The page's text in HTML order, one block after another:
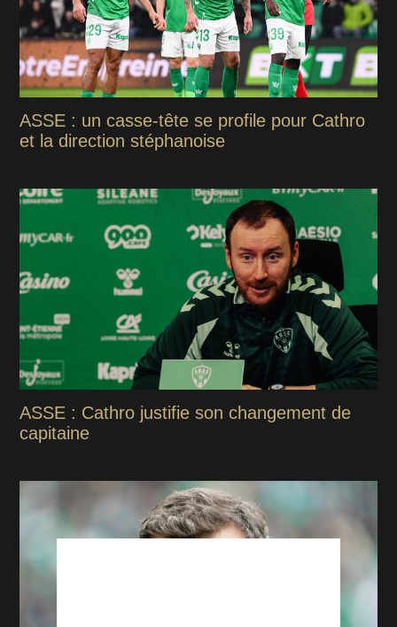
ASSE : un casse-tête se profile pour Cathro
et la direction stéphanoise
ASSE : Cathro justifie son changement de
capitaine